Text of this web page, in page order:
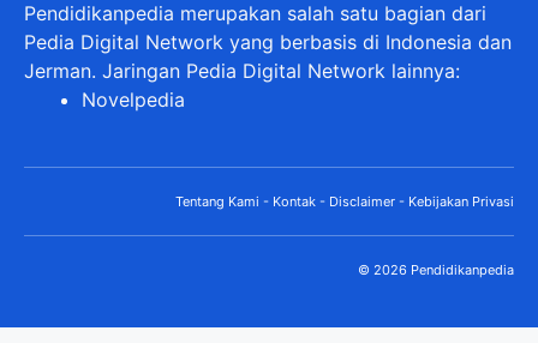
Pendidikanpedia merupakan salah satu bagian dari
Pedia Digital Network yang berbasis di Indonesia dan
Jerman. Jaringan Pedia Digital Network lainnya:
Novelpedia
Tentang Kami - Kontak - Disclaimer - Kebijakan Privasi
© 2026 Pendidikanpedia